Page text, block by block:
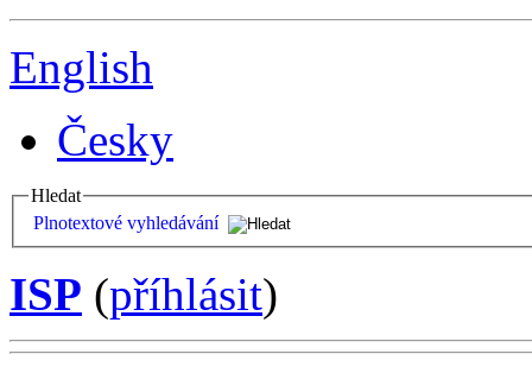
English
Česky
Hledat
Plnotextové vyhledávání
ISP (příhlásit)